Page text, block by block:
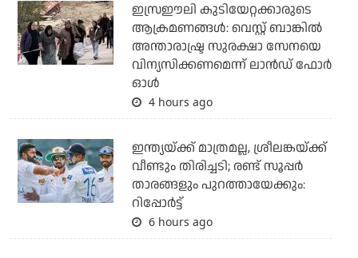
ഇസ്രഈലി കുടിയേറ്റക്കാരുടെ
ആക്രമണങ്ങള്‍: വെസ്റ്റ് ബാങ്കില്‍
അന്താരാഷ്ട്ര സുരക്ഷാ സേനയെ
വിന്യസിക്കണമെന്ന് ലാന്‍ഡ് ഫോര്‍
ഓള്‍
4 hours ago
ഇന്ത്യയ്ക്ക് മാത്രമല്ല, ശ്രീലങ്കയ്ക്ക്
വീണ്ടും തിരിച്ചടി; രണ്ട് സൂപ്പര്‍
താരങ്ങളും പുറത്തായേക്കും:
റിപ്പോര്‍ട്ട്
6 hours ago